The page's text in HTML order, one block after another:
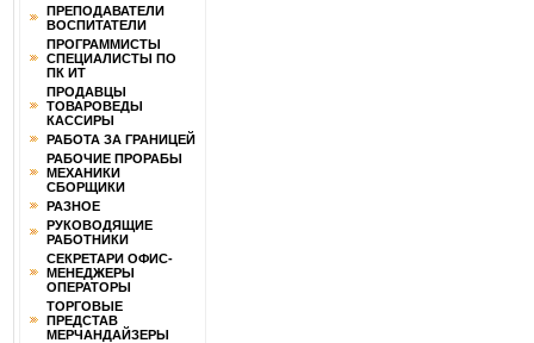
ПРЕПОДАВАТЕЛИ
ВОСПИТАТЕЛИ
ПРОГРАММИСТЫ
СПЕЦИАЛИСТЫ ПО
ПК ИТ
ПРОДАВЦЫ
ТОВАРОВЕДЫ
КАССИРЫ
РАБОТА ЗА ГРАНИЦЕЙ
РАБОЧИЕ ПРОРАБЫ
МЕХАНИКИ
СБОРЩИКИ
РАЗНОЕ
РУКОВОДЯЩИЕ
РАБОТНИКИ
СЕКРЕТАРИ ОФИС-
МЕНЕДЖЕРЫ
ОПЕРАТОРЫ
ТОРГОВЫЕ
ПРЕДСТАВ
МЕРЧАНДАЙЗЕРЫ